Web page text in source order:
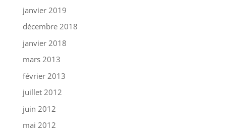
janvier 2019
décembre 2018
janvier 2018
mars 2013
février 2013
juillet 2012
juin 2012
mai 2012